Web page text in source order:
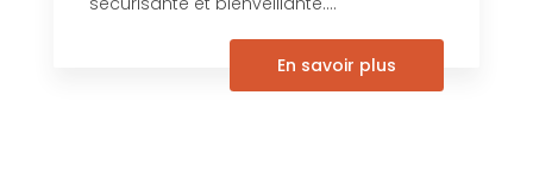
En savoir plus